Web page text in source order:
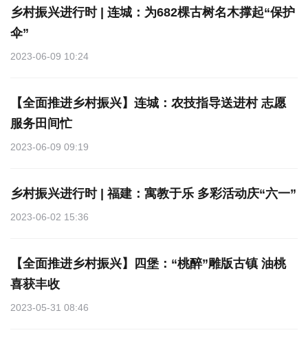
乡村振兴进行时 | 连城：为682棵古树名木撑起“保护
伞”
2023-06-09 10:24
【全面推进乡村振兴】连城：农技指导送进村 志愿
服务田间忙
2023-06-09 09:19
乡村振兴进行时 | 福建：寓教于乐 多彩活动庆“六一”
2023-06-02 15:36
【全面推进乡村振兴】四堡：“桃醉”雕版古镇 油桃
喜获丰收
2023-05-31 08:46